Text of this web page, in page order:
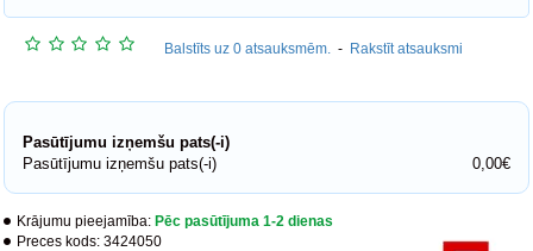
Krājumu pieejamība: Pēc pasūtījuma 1-2 dienas
Preces kods: 3424050
Balstīts uz 0 atsauksmēm. - Rakstīt atsauksmi
Pasūtījumu izņemšu pats(-i)
Pasūtījumu izņemšu pats(-i)
0,00€